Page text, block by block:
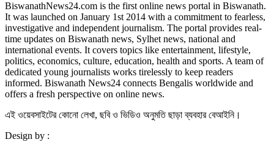
BiswanathNews24.com is the first online news portal in Biswanath.
It was launched on January 1st 2014 with a commitment to fearless,
investigative and independent journalism. The portal provides real-
time updates on Biswanath news, Sylhet news, national and
international events. It covers topics like entertainment, lifestyle,
politics, economics, culture, education, health and sports. A team of
dedicated young journalists works tirelessly to keep readers
informed. Biswanath News24 connects Bengalis worldwide and
offers a fresh perspective on online news.
এই ওয়েবসাইটের কোনো লেখা, ছবি ও ভিডিও অনুমতি ছাড়া ব্যবহার বেআইনি।
Design by :